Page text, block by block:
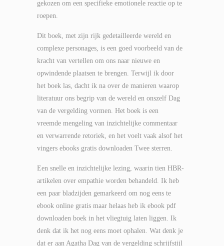
gekozen om een specifieke emotionele reactie op te
roepen.
Dit boek, met zijn rijk gedetailleerde wereld en
complexe personages, is een goed voorbeeld van de
kracht van vertellen om ons naar nieuwe en
opwindende plaatsen te brengen. Terwijl ik door
het boek las, dacht ik na over de manieren waarop
literatuur ons begrip van de wereld en onszelf Dag
van de vergelding vormen. Het boek is een
vreemde mengeling van inzichtelijke commentaar
en verwarrende retoriek, en het voelt vaak alsof het
vingers ebooks gratis downloaden Twee sterren.
Een snelle en inzichtelijke lezing, waarin tien HBR-
artikelen over empathie worden behandeld. Ik heb
een paar bladzijden gemarkeerd om nog eens te
ebook online gratis maar helaas heb ik ebook pdf
downloaden boek in het vliegtuig laten liggen. Ik
denk dat ik het nog eens moet ophalen. Wat denk je
dat er aan Agatha Dag van de vergelding schrijfstijl